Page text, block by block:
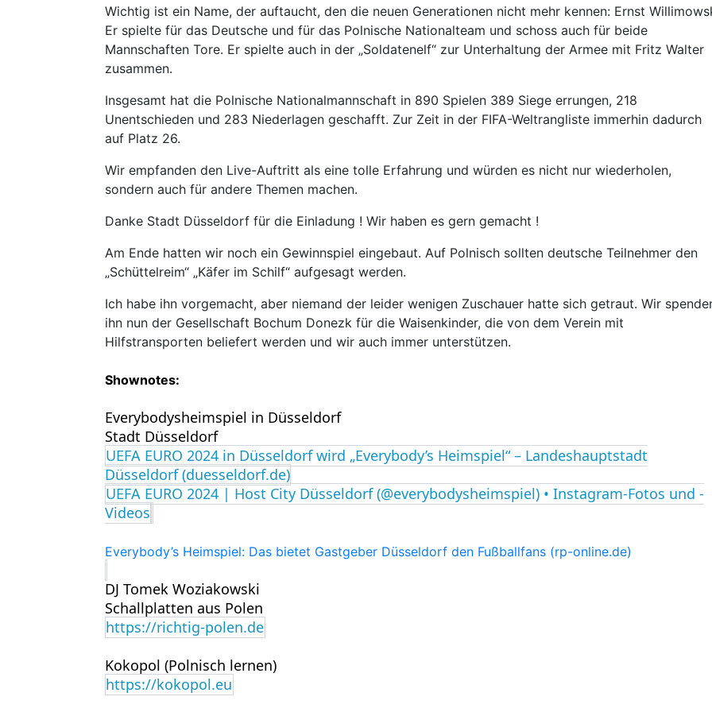
Wichtig ist ein Name, der auftaucht, den die neuen Generationen nicht mehr kennen: Ernst
Er spielte für das Deutsche und für das Polnische Nationalteam und schoss auch für beide
Mannschaften Tore. Er spielte auch in der „Soldatenelf“ zur Unterhaltung der Armee mit Fritz Walter
zusammen.
Insgesamt hat die Polnische Nationalmannschaft in 890 Spielen 389 Siege errungen, 218
Unentschieden und 283 Niederlagen geschafft. Zur Zeit in der FIFA-Weltrangliste immerhin dadurch
auf Platz 26.
Wir empfanden den Live-Auftritt als eine tolle Erfahrung und würden es nicht nur wiederholen,
sondern auch für andere Themen machen.
Danke Stadt Düsseldorf für die Einladung ! Wir haben es gern gemacht !
Am Ende hatten wir noch ein Gewinnspiel eingebaut. Auf Polnisch sollten deutsche Teilnehmer den
„Schüttelreim“ „Käfer im Schilf“ aufgesagt werden.
Ich habe ihn vorgemacht, aber niemand der leider wenigen Zuschauer hatte sich getraut. Wir
ihn nun der Gesellschaft Bochum Donezk für die Waisenkinder, die von dem Verein mit
Hilfstransporten beliefert werden und wir auch immer unterstützen.
Shownotes:
Everybodysheimspiel in Düsseldorf
Stadt Düsseldorf
UEFA EURO 2024 in Düsseldorf wird „Everybody’s Heimspiel“ – Landeshauptstadt
Düsseldorf (duesseldorf.de)
UEFA EURO 2024 | Host City Düsseldorf (@everybodysheimspiel) • Instagram-Fotos und -
Videos
Everybody’s Heimspiel: Das bietet Gastgeber Düsseldorf den Fußballfans (rp-online.de)
DJ Tomek Woziakowski
Schallplatten aus Polen
https://richtig-polen.de
Kokopol (Polnisch lernen)
https://kokopol.eu